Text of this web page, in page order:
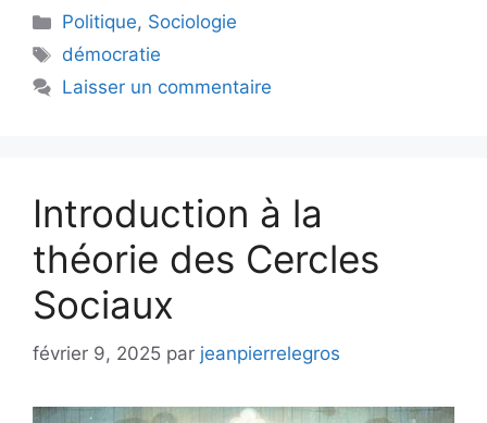
Catégories
Politique, Sociologie
Étiquettes
démocratie
Laisser un commentaire
Introduction à la
théorie des Cercles
Sociaux
février 9, 2025 par jeanpierrelegros